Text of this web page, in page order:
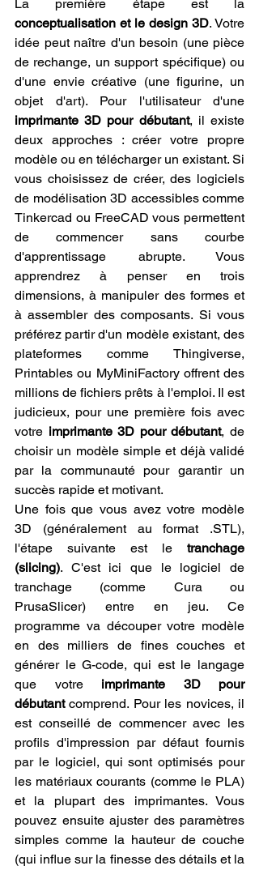
conceptualisation et le design 3D. Votre
idée peut naître d'un besoin (une pièce
de rechange, un support spécifique) ou
d'une envie créative (une figurine, un
imprimante 3D pour débutant, il existe
deux approches : créer votre propre
modèle ou en télécharger un existant. Si
vous choisissez de créer, des logiciels
de modélisation 3D accessibles comme
Tinkercad ou FreeCAD vous permettent
de commencer sans courbe
d'apprentissage abrupte. Vous
apprendrez à penser en trois
dimensions, à manipuler des formes et
à assembler des composants. Si vous
préférez partir d'un modèle existant, des
plateformes comme Thingiverse,
Printables ou MyMiniFactory offrent des
millions de fichiers prêts à l'emploi. Il est
judicieux, pour une première fois avec
votre imprimante 3D pour débutant, de
choisir un modèle simple et déjà validé
par la communauté pour garantir un
succès rapide et motivant.
Une fois que vous avez votre modèle
3D (généralement au format .STL),
l'étape suivante est le tranchage
(slicing). C'est ici que le logiciel de
tranchage (comme Cura ou
PrusaSlicer) entre en jeu. Ce
programme va découper votre modèle
en des milliers de fines couches et
générer le G-code, qui est le langage
que votre imprimante 3D pour
débutant comprend. Pour les novices, il
est conseillé de commencer avec les
profils d'impression par défaut fournis
par le logiciel, qui sont optimisés pour
les matériaux courants (comme le PLA)
et la plupart des imprimantes. Vous
pouvez ensuite ajuster des paramètres
simples comme la hauteur de couche
(qui influe sur la finesse des détails et la